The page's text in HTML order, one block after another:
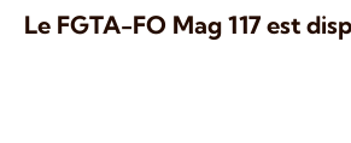
Le FGTA-FO Mag 117 est